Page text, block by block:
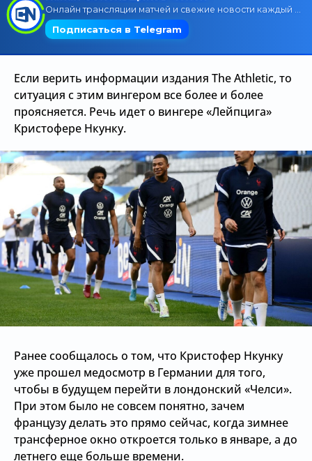
Если верить информации издания The Athletic, то
ситуация с этим вингером все более и более
проясняется. Речь идет о вингере «Лейпцига»
Кристофере Нкунку.
Ранее сообщалось о том, что Кристофер Нкунку
уже прошел медосмотр в Германии для того,
чтобы в будущем перейти в лондонский «Челси».
При этом было не совсем понятно, зачем
французу делать это прямо сейчас, когда зимнее
трансферное окно откроется только в январе, а до
летнего еще больше времени.
О сайте
Контакты